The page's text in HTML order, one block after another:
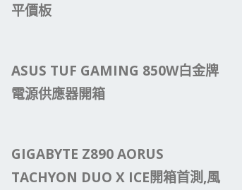
平價板
ASUS TUF GAMING 850W白金牌
電源供應器開箱
GIGABYTE Z890 AORUS
TACHYON DUO X ICE開箱首測,風